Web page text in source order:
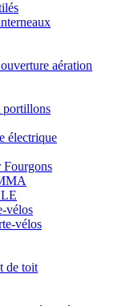
aération
portillons
électrique
Fourgons
vélos
vélos
de toit